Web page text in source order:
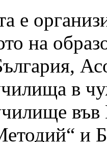
е
на
в
и